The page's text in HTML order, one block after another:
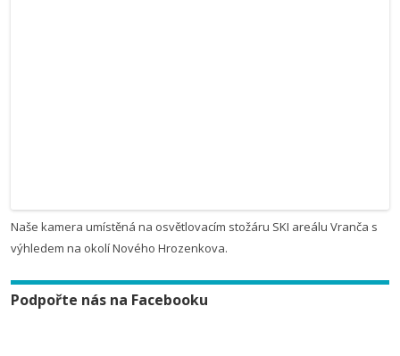
Naše kamera umístěná na osvětlovacím stožáru SKI areálu Vranča s
výhledem na okolí Nového Hrozenkova.
Podpořte nás na Facebooku